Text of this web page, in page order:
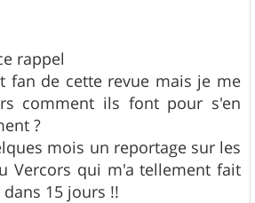
rappel
fan de cette revue mais je me
comment ils font pour s'en
?
mois un reportage sur les
Vercors qui m'a tellement fait
15 jours !!